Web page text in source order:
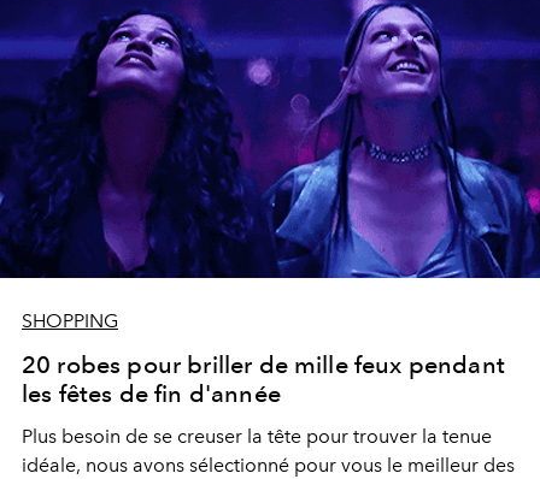
SHOPPING
20 robes pour briller de mille feux pendant
les fêtes de fin d'année
Plus besoin de se creuser la tête pour trouver la tenue
idéale, nous avons sélectionné pour vous le meilleur des